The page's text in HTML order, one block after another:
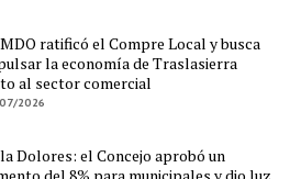
ratificó el Compre Local y busca
la economía de Traslasierra
al sector comercial
2026
Dolores: el Concejo aprobó un